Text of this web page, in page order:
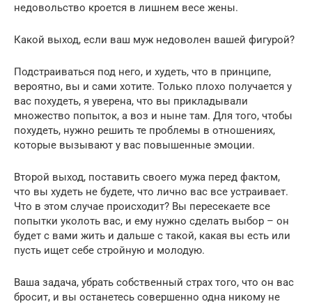
недовольство кроется в лишнем весе жены.
Какой выход, если ваш муж недоволен вашей фигурой?
Подстраиваться под него, и худеть, что в принципе,
вероятно, вы и сами хотите. Только плохо получается у
вас похудеть, я уверена, что вы прикладывали
множество попыток, а воз и ныне там. Для того, чтобы
похудеть, нужно решить те проблемы в отношениях,
которые вызывают у вас повышенные эмоции.
Второй выход, поставить своего мужа перед фактом,
что вы худеть не будете, что лично вас все устраивает.
Что в этом случае происходит? Вы пересекаете все
попытки уколоть вас, и ему нужно сделать выбор – он
будет с вами жить и дальше с такой, какая вы есть или
пусть ищет себе стройную и молодую.
Ваша задача, убрать собственный страх того, что он вас
бросит, и вы останетесь совершенно одна никому не